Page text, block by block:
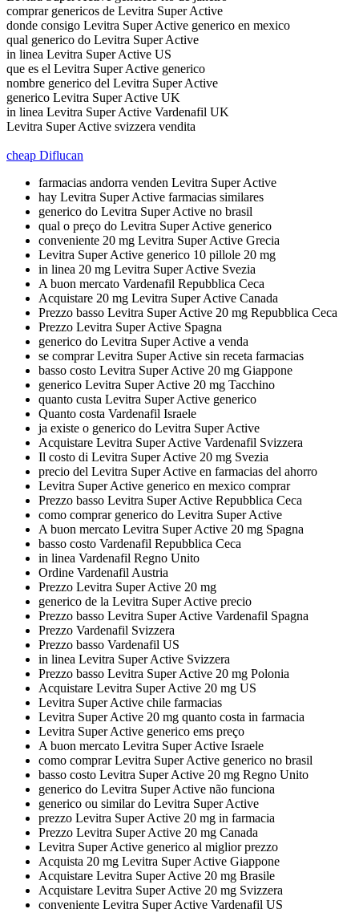
comprar genericos de Levitra Super Active
donde consigo Levitra Super Active generico en mexico
qual generico do Levitra Super Active
in linea Levitra Super Active US
que es el Levitra Super Active generico
nombre generico del Levitra Super Active
generico Levitra Super Active UK
in linea Levitra Super Active Vardenafil UK
Levitra Super Active svizzera vendita
cheap Diflucan
farmacias andorra venden Levitra Super Active
hay Levitra Super Active farmacias similares
generico do Levitra Super Active no brasil
qual o preço do Levitra Super Active generico
conveniente 20 mg Levitra Super Active Grecia
Levitra Super Active generico 10 pillole 20 mg
in linea 20 mg Levitra Super Active Svezia
A buon mercato Vardenafil Repubblica Ceca
Acquistare 20 mg Levitra Super Active Canada
Prezzo basso Levitra Super Active 20 mg Repubblica Ceca
Prezzo Levitra Super Active Spagna
generico do Levitra Super Active a venda
se comprar Levitra Super Active sin receta farmacias
basso costo Levitra Super Active 20 mg Giappone
generico Levitra Super Active 20 mg Tacchino
quanto custa Levitra Super Active generico
Quanto costa Vardenafil Israele
ja existe o generico do Levitra Super Active
Acquistare Levitra Super Active Vardenafil Svizzera
Il costo di Levitra Super Active 20 mg Svezia
precio del Levitra Super Active en farmacias del ahorro
Levitra Super Active generico en mexico comprar
Prezzo basso Levitra Super Active Repubblica Ceca
como comprar generico do Levitra Super Active
A buon mercato Levitra Super Active 20 mg Spagna
basso costo Vardenafil Repubblica Ceca
in linea Vardenafil Regno Unito
Ordine Vardenafil Austria
Prezzo Levitra Super Active 20 mg
generico de la Levitra Super Active precio
Prezzo basso Levitra Super Active Vardenafil Spagna
Prezzo Vardenafil Svizzera
Prezzo basso Vardenafil US
in linea Levitra Super Active Svizzera
Prezzo basso Levitra Super Active 20 mg Polonia
Acquistare Levitra Super Active 20 mg US
Levitra Super Active chile farmacias
Levitra Super Active 20 mg quanto costa in farmacia
Levitra Super Active generico ems preço
A buon mercato Levitra Super Active Israele
como comprar Levitra Super Active generico no brasil
basso costo Levitra Super Active 20 mg Regno Unito
generico do Levitra Super Active não funciona
generico ou similar do Levitra Super Active
prezzo Levitra Super Active 20 mg in farmacia
Prezzo Levitra Super Active 20 mg Canada
Levitra Super Active generico al miglior prezzo
Acquista 20 mg Levitra Super Active Giappone
Acquistare Levitra Super Active 20 mg Brasile
Acquistare Levitra Super Active 20 mg Svizzera
conveniente Levitra Super Active Vardenafil US